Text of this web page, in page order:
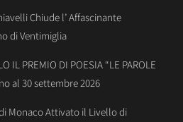
Chiude l’ Affascinante
di Ventimiglia
IL PREMIO DI POESIA “LE PAROLE
al 30 settembre 2026
Monaco Attivato il Livello di